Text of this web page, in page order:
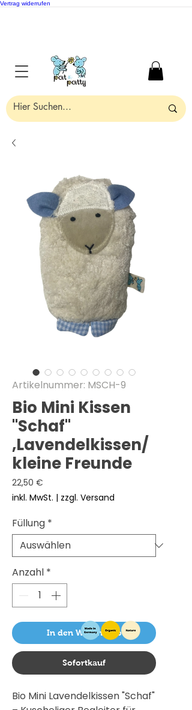
Vertrag widerrufen
Artikelnummer: MSCH-9
Bio Mini Kissen
"Schaf"
,Lavendelkissen/
kleine Freunde
22,50 €
inkl. MwSt. | zzgl. Versand
Füllung *
Anzahl *
In den Warenkorb
Sofortkauf
Bio Mini Lavendelkissen "Schaf"